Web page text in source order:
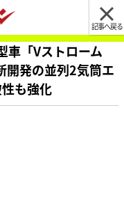
記事へ戻る
「Vストローム
開発の並列2気筒エ
も強化